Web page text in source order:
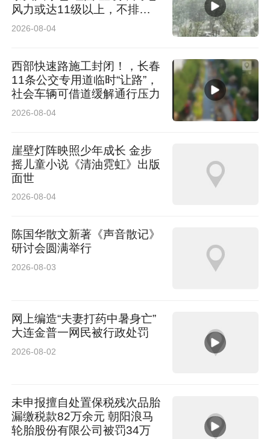
答：如果整体不超过4人，建议报一个队。如果
超过4人，需分成两队报名，无法保证分配同一
④未能及时领取奖牌的邮寄细节？
答：未能及时领取奖牌，可以邮寄，邮费到付。
⑤开幕式现场设服务台（开放时间：7:00-
8:00），处理服装尺码调换等问题。
步履向前，处处皆是新鲜；
沿路打卡，次次皆有惊喜。
风力或达11级以上，不排除
发生龙卷的可能
2026-08-04
西部快速路施工封闭！，长春
11条公交专用道临时“让路”，
社会车辆可借道缓解通行压力
2026-08-04
崖壁灯阵映照少年成长 金步
摇儿童小说《清油霓虹》出版
面世
2026-08-04
陈国华散文新著《声音散记》
研讨会圆满举行
2026-08-03
网上编造“夫妻打药中暑身亡”
大连金普一网民被行政处罚
2026-08-02
未申报擅自处置保税残次品胎
漏缴税款82万余元 朝阳浪马
轮胎股份有限公司被罚34万